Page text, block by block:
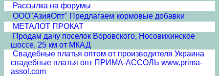
Рассылка на форумы
ООО"АзияОпт" Предлагаем кормовые добавки
МЕТАЛОТ ПРОКАТ
Продам дачу поселок Воровского, Носовихинское
шоссе, 25 км от МКАД
Свадебные платья оптом от производителя Украина
свадебные платья опт ПРИМА-АССОЛЬ www.prima-
assol.com